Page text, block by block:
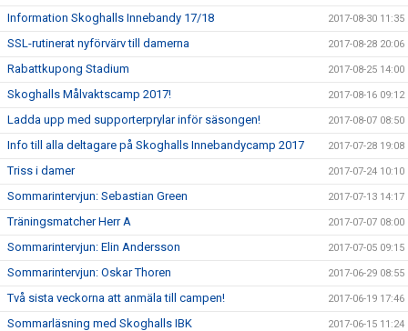
Information Skoghalls Innebandy 17/18 2017-08-30 11:35
SSL-rutinerat nyförvärv till damerna 2017-08-28 20:06
Rabattkupong Stadium 2017-08-25 14:00
Skoghalls Målvaktscamp 2017! 2017-08-16 09:12
Ladda upp med supporterprylar inför säsongen! 2017-08-07 08:50
Info till alla deltagare på Skoghalls Innebandycamp 2017 2017-07-28 19:08
Triss i damer 2017-07-24 10:10
Sommarintervjun: Sebastian Green 2017-07-13 14:17
Träningsmatcher Herr A 2017-07-07 08:00
Sommarintervjun: Elin Andersson 2017-07-05 09:15
Sommarintervjun: Oskar Thoren 2017-06-29 08:55
Två sista veckorna att anmäla till campen! 2017-06-19 17:46
Sommarläsning med Skoghalls IBK 2017-06-15 11:24